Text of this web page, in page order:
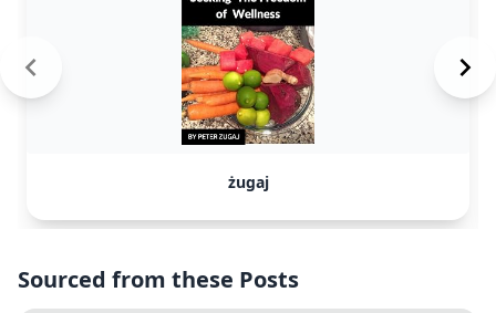
żugaj
Sourced from these Posts